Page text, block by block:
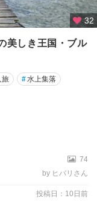
32
美しき王国・ブル
旅 #水上集落
74
by ヒバリさん
投稿日：10日前